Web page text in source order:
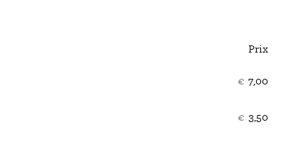
Prix
€ 7,00
€ 3,50